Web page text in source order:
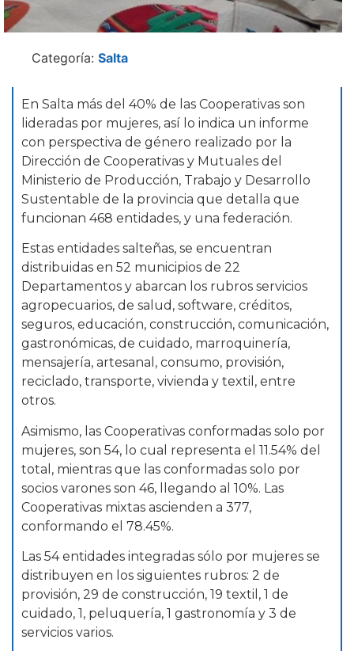
Categoría: Salta
En Salta más del 40% de las Cooperativas son
lideradas por mujeres, así lo indica un informe
con perspectiva de género realizado por la
Dirección de Cooperativas y Mutuales del
Ministerio de Producción, Trabajo y Desarrollo
Sustentable de la provincia que detalla que
funcionan 468 entidades, y una federación.
Estas entidades salteñas, se encuentran
distribuidas en 52 municipios de 22
Departamentos y abarcan los rubros servicios
agropecuarios, de salud, software, créditos,
seguros, educación, construcción, comunicación,
gastronómicas, de cuidado, marroquinería,
mensajería, artesanal, consumo, provisión,
reciclado, transporte, vivienda y textil, entre
otros.
Asimismo, las Cooperativas conformadas solo por
mujeres, son 54, lo cual representa el 11.54% del
total, mientras que las conformadas solo por
socios varones son 46, llegando al 10%. Las
Cooperativas mixtas ascienden a 377,
conformando el 78.45%.
Las 54 entidades integradas sólo por mujeres se
distribuyen en los siguientes rubros: 2 de
provisión, 29 de construcción, 19 textil, 1 de
cuidado, 1, peluquería, 1 gastronomía y 3 de
servicios varios.